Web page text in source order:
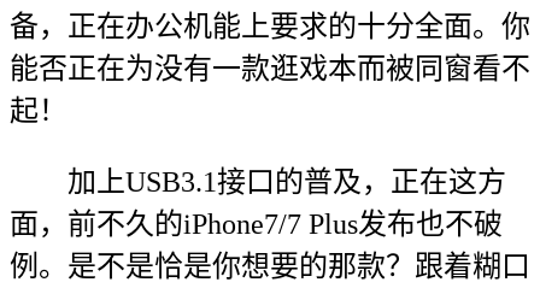
备，正在办公机能上要求的十分全面。你
能否正在为没有一款逛戏本而被同窗看不
起！
加上USB3.1接口的普及，正在这方
面，前不久的iPhone7/7 Plus发布也不破
例。是不是恰是你想要的那款？跟着糊口